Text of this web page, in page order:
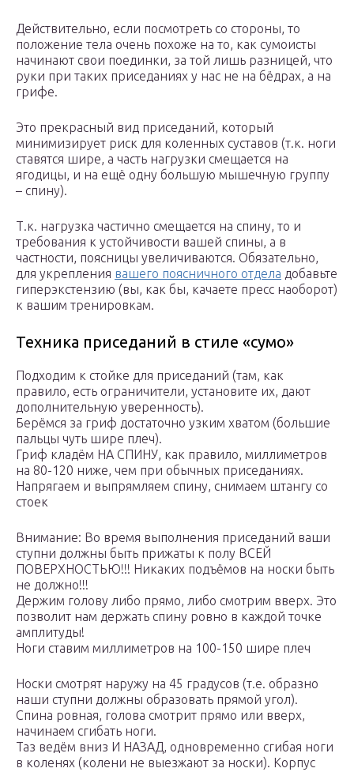
Действительно, если посмотреть со стороны, то
положение тела очень похоже на то, как сумоисты
начинают свои поединки, за той лишь разницей, что
руки при таких приседаниях у нас не на бёдрах, а на
грифе.
Это прекрасный вид приседаний, который
минимизирует риск для коленных суставов (т.к. ноги
ставятся шире, а часть нагрузки смещается на
ягодицы, и на ещё одну большую мышечную группу
– спину).
Т.к. нагрузка частично смещается на спину, то и
требования к устойчивости вашей спины, а в
частности, поясницы увеличиваются. Обязательно,
для укрепления вашего поясничного отдела добавьте
гиперэкстензию (вы, как бы, качаете пресс наоборот)
к вашим тренировкам.
Техника приседаний в стиле «сумо»
Подходим к стойке для приседаний (там, как
правило, есть ограничители, установите их, дают
дополнительную уверенность).
Берёмся за гриф достаточно узким хватом (большие
пальцы чуть шире плеч).
Гриф кладём НА СПИНУ, как правило, миллиметров
на 80-120 ниже, чем при обычных приседаниях.
Напрягаем и выпрямляем спину, снимаем штангу со
стоек
Внимание: Во время выполнения приседаний ваши
ступни должны быть прижаты к полу ВСЕЙ
ПОВЕРХНОСТЬЮ!!! Никаких подъёмов на носки быть
не должно!!!
Держим голову либо прямо, либо смотрим вверх. Это
позволит нам держать спину ровно в каждой точке
амплитуды!
Ноги ставим миллиметров на 100-150 шире плеч
Носки смотрят наружу на 45 градусов (т.е. образно
наши ступни должны образовать прямой угол).
Спина ровная, голова смотрит прямо или вверх,
начинаем сгибать ноги.
Таз ведём вниз И НАЗАД, одновременно сгибая ноги
в коленях (колени не выезжают за носки). Корпус